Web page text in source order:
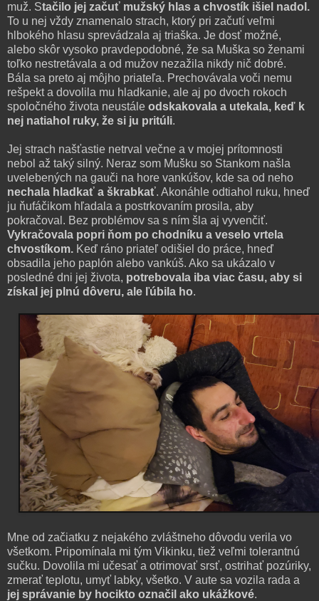
muž. Stačilo jej začuť mužský hlas a chvostík išiel nadol.
To u nej vždy znamenalo strach, ktorý pri začutí veľmi
hlbokého hlasu sprevádzala aj triaška. Je dosť možné,
alebo skôr vysoko pravdepodobné, že sa Muška so ženami
toľko nestretávala a od mužov nezažila nikdy nič dobré.
Bála sa preto aj môjho priateľa. Prechovávala voči nemu
rešpekt a dovolila mu hladkanie, ale aj po dvoch rokoch
spoločného života neustále odskakovala a utekala, keď k
nej natiahol ruky, že si ju pritúli.
Jej strach našťastie netrval večne a v mojej prítomnosti
nebol až taký silný. Neraz som Mušku so Stankom našla
uvelebených na gauči na hore vankúšov, kde sa od neho
nechala hladkať a škrabkať. Akonáhle odtiahol ruku, hneď
ju ňufáčikom hľadala a postrkovaním prosila, aby
pokračoval. Bez problémov sa s ním šla aj vyvenčiť.
Vykračovala popri ňom po chodníku a veselo vrtela
chvostíkom. Keď ráno priateľ odišiel do práce, hneď
obsadila jeho paplón alebo vankúš. Ako sa ukázalo v
posledné dni jej života, potrebovala iba viac času, aby si
získal jej plnú dôveru, ale ľúbila ho.
Mne od začiatku z nejakého zvláštneho dôvodu verila vo
všetkom. Pripomínala mi tým Vikinku, tiež veľmi tolerantnú
sučku. Dovolila mi učesať a otrimovať srsť, ostrihať pozúriky,
zmerať teplotu, umyť labky, všetko. V aute sa vozila rada a
jej správanie by hocikto označil ako ukážkové.